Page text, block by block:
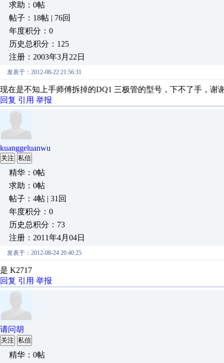
求助：0帖
帖子：18帖 | 76回
年度积分：0
历史总积分：125
注册：2003年3月22日
发表于：2012-08-22 21:56:31
现在是不知上手师傅拆掉的DQ1 三极管的型号，下不了手，谢
回复 引用 举报
kuanggeluanwu
关注 私信
精华：0帖
求助：0帖
帖子：4帖 | 31回
年度积分：0
历史总积分：73
注册：2011年4月04日
发表于：2012-08-24 20:40:25
是 K2717
回复 引用 举报
请问胡
关注 私信
精华：0帖